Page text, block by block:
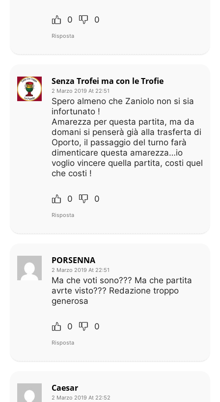
0 0
Risposta
Senza Trofei ma con le Trofie
2 Marzo 2019 At 22:51
Spero almeno che Zaniolo non si sia
infortunato !
Amarezza per questa partita, ma da
domani si penserà già alla trasferta di
Oporto, il passaggio del turno farà
dimenticare questa amarezza…io
voglio vincere quella partita, costi quel
che costi !
0 0
Risposta
PORSENNA
2 Marzo 2019 At 22:51
Ma che voti sono??? Ma che partita
avrte visto??? Redazione troppo
generosa
0 0
Risposta
Caesar
2 Marzo 2019 At 22:52